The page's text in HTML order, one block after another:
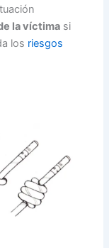
la víctima si
los riesgos